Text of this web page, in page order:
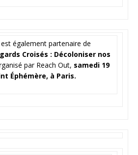
également partenaire de
Croisés : Décoloniser nos
par Reach Out, samedi 19
Éphémère, à Paris.